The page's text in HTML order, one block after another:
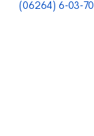
(06264) 6-03-70